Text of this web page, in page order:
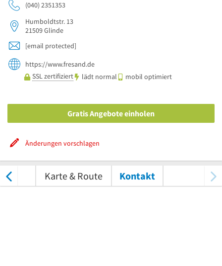
(040) 2351353
Humboldtstr. 13
21509Glinde
[email protected]
https://www.fresand.de
SSL zertifiziert
lädt normal mobil optimiert
Gratis Angebote einholen
Änderungen vorschlagen
Karte & Route Kontakt